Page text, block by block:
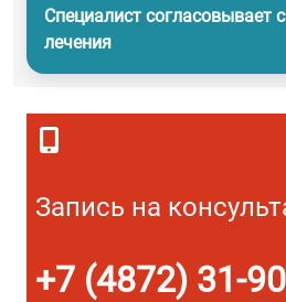
Специалист согласовывает
лечения
Запись на
+7 (4872) 31-